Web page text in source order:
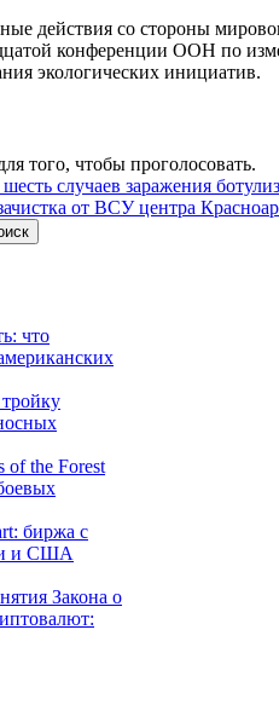
действия со стороны
конференции ООН по
экологических инициатив.
того, чтобы проголосовать.
случаев заражения
от ВСУ центра
что
of the Forest
биржа с
и США
Закона о